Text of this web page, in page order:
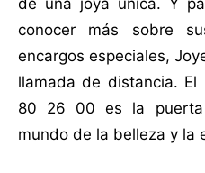
conocer más sobre
encargos especiales,
llamada de distancia.
80 26 00 es la puerta
mundo de la belleza y la